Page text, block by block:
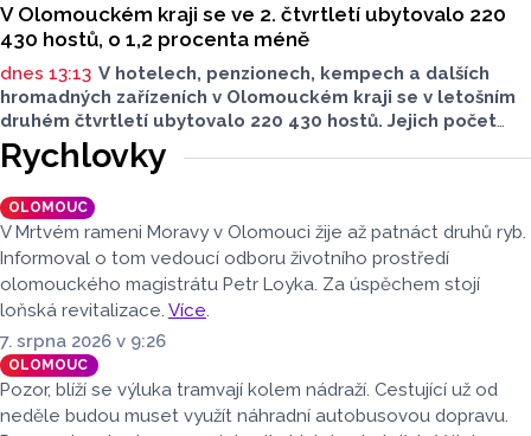
V Olomouckém kraji se ve 2. čtvrtletí ubytovalo 220
430 hostů, o 1,2 procenta méně
dnes 13:13 V hotelech, penzionech, kempech a dalších
hromadných zařízeních v Olomouckém kraji se v letošním
druhém čtvrtletí ubytovalo 220 430 hostů. Jejich počet
meziročně klesl o 1,2 procenta. Podle statistik však
přibylo ubytovaných cizinců, kterých bylo 45 548,
v regionu ubylo, kraj v tomto období navštívilo 174 882
turistů, což bylo meziročně o 3,6 procenta méně. Celkový
počet přenocování v kraji klesl o 4,7 procenta. Údaje
dnes zveřejnil Český statistický úřad (ČSÚ).
Rychlovky
OLOMOUC
V Mrtvém rameni Moravy v Olomouci žije až patnáct druhů ryb.
Informoval o tom vedoucí odboru životního prostředí
olomouckého magistrátu Petr Loyka. Za úspěchem stojí
loňská revitalizace. Více.
7. srpna 2026 v 9:26
OLOMOUC
Pozor, blíží se výluka tramvají kolem nádraží. Cestující už od
neděle budou muset využít náhradní autobusovou dopravu.